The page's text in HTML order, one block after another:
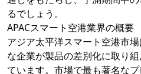
るでしょう。
APACスマート空港業界の概要
アジア太平洋スマート空港市
な企業が製品の差別化に取り
ています。市場で最も著名な